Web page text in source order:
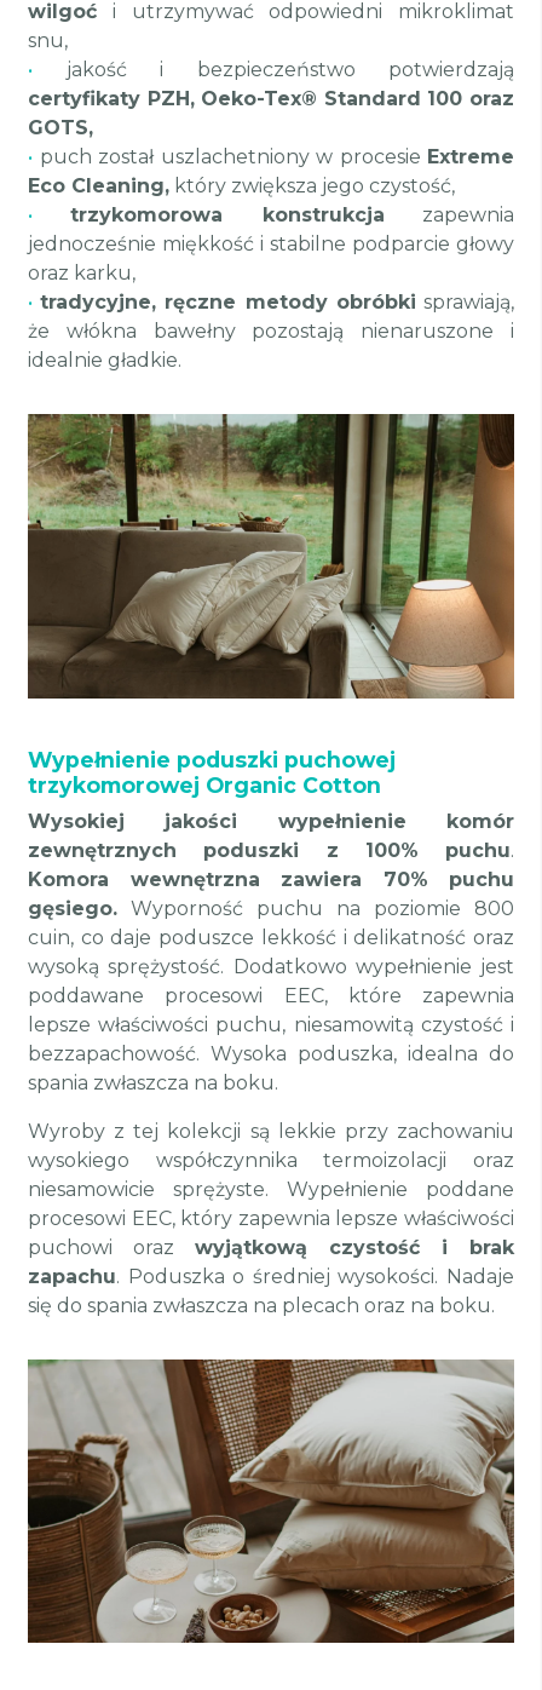
wilgoć i utrzymywać odpowiedni mikroklimat
snu,
• jakość i bezpieczeństwo potwierdzają
certyfikaty PZH, Oeko-Tex® Standard 100 oraz
GOTS,
• puch został uszlachetniony w procesie Extreme
Eco Cleaning, który zwiększa jego czystość,
•
trzykomorowa konstrukcja zapewnia
jednocześnie miękkość i stabilne podparcie głowy
oraz karku,
•tradycyjne, ręczne metody obróbki sprawiają,
że włókna bawełny pozostają nienaruszone i
idealnie gładkie.
Wypełnienie poduszki puchowej
trzykomorowej Organic Cotton
Wysokiej jakości wypełnienie komór
zewnętrznych poduszki z 100% puchu.
Komora wewnętrzna zawiera 70% puchu
gęsiego. Wyporność puchu na poziomie 800
cuin, co daje poduszce lekkość i delikatność oraz
wysoką sprężystość. Dodatkowo wypełnienie jest
poddawane procesowi EEC, które zapewnia
lepsze właściwości puchu, niesamowitą czystość i
bezzapachowość. Wysoka poduszka, idealna do
spania zwłaszcza na boku.
Wyroby z tej kolekcji są lekkie przy zachowaniu
wysokiego współczynnika termoizolacji oraz
niesamowicie sprężyste. Wypełnienie poddane
procesowi EEC, który zapewnia lepsze właściwości
puchowi oraz wyjątkową czystość i brak
zapachu. Poduszka o średniej wysokości. Nadaje
się do spania zwłaszcza na plecach oraz na boku.